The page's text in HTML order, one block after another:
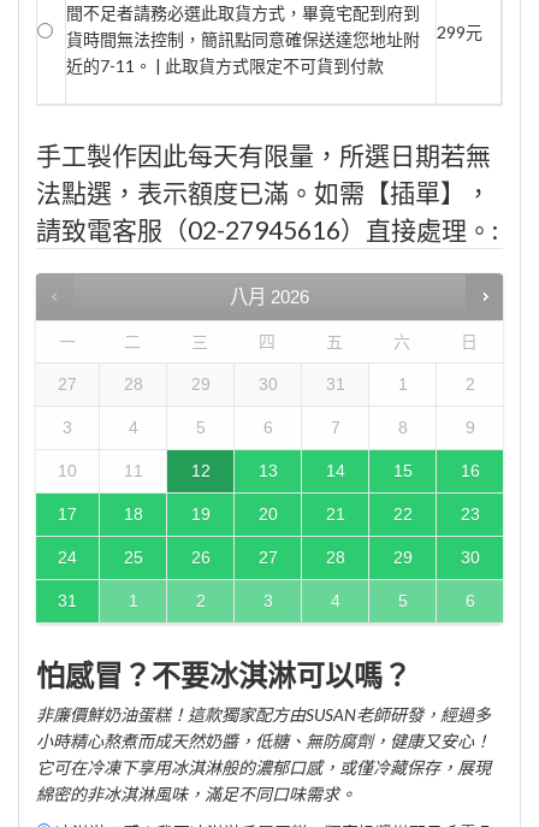
間不足者請務必選此取貨方式，畢竟宅配到府到
貨時間無法控制，簡訊點同意確保送達您地址附
近的7-11。 | 此取貨方式限定不可貨到付款
299元
手工製作因此每天有限量，所選日期若無
法點選，表示額度已滿。如需【插單】，
請致電客服（02-27945616）直接處理。:
八月 2026
一 二 三 四 五 六 日
27 28 29 30 31 1 2
3 4 5 6 7 8 9
10 11 12 13 14 15 16
17 18 19 20 21 22 23
24 25 26 27 28 29 30
31 1 2 3 4 5 6
怕感冒？不要冰淇淋可以嗎？
非廉價鮮奶油蛋糕！這款獨家配方由SUSAN老師研發，經過多
小時精心熬煮而成天然奶醬，低糖、無防腐劑，健康又安心！
它可在冷凍下享用冰淇淋般的濃郁口感，或僅冷藏保存，展現
綿密的非冰淇淋風味，滿足不同口味需求。